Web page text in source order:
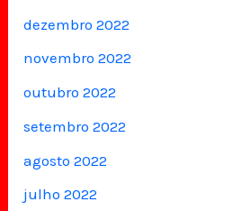
dezembro 2022
novembro 2022
outubro 2022
setembro 2022
agosto 2022
julho 2022